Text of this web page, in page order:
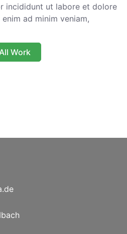
incididunt ut labore et dolore
ad minim veniam,
Work